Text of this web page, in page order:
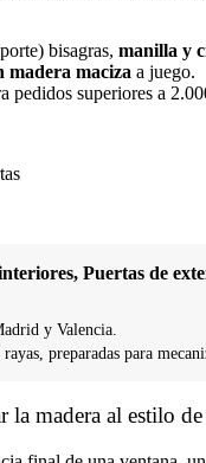
bisagras, manilla y
madera maciza a juego.
pedidos superiores a
Puertas de
y Valencia.
preparadas para
la madera al estilo de